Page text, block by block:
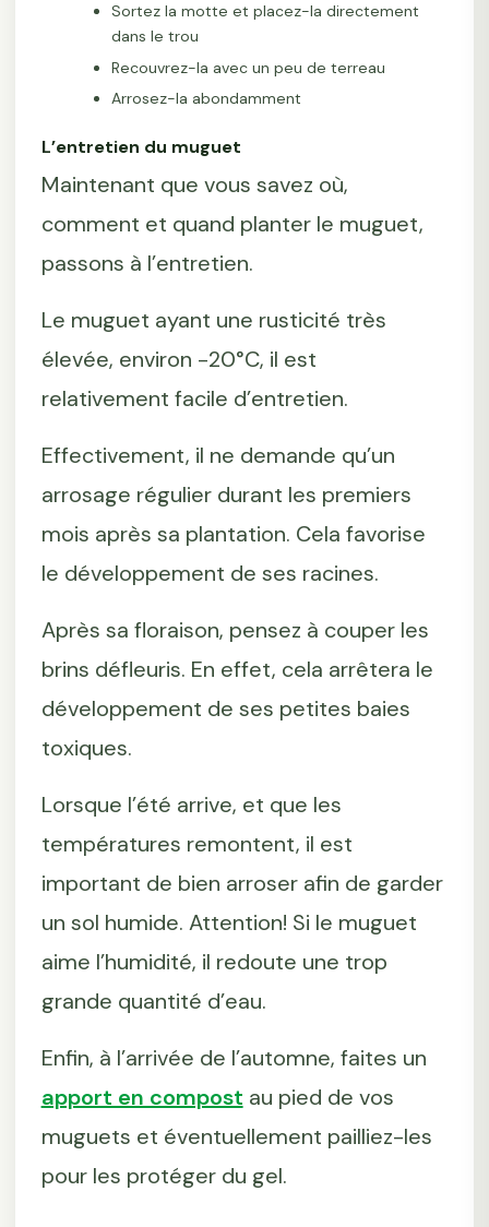
Sortez la motte et placez-la directement
dans le trou
Recouvrez-la avec un peu de terreau
Arrosez-la abondamment
L’entretien du muguet
Maintenant que vous savez où,
comment et quand planter le muguet,
passons à l’entretien.
Le muguet ayant une rusticité très
élevée, environ -20°C, il est
relativement facile d’entretien.
Effectivement, il ne demande qu’un
arrosage régulier durant les premiers
mois après sa plantation. Cela favorise
le développement de ses racines.
Après sa floraison, pensez à couper les
brins défleuris. En effet, cela arrêtera le
développement de ses petites baies
toxiques.
Lorsque l’été arrive, et que les
températures remontent, il est
important de bien arroser afin de garder
un sol humide. Attention! Si le muguet
aime l’humidité, il redoute une trop
grande quantité d’eau.
Enfin, à l’arrivée de l’automne, faites un
apport en compost au pied de vos
muguets et éventuellement pailliez-les
pour les protéger du gel.